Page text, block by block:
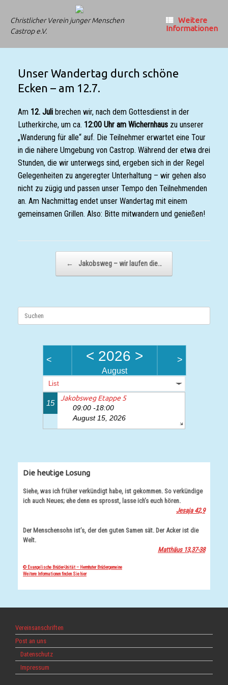
springenChristlicher Verein junger Menschen
Castrop e.V.
Weitere
Informationen
Unser Wandertag durch schöne
Ecken – am 12.7.
Am 12. Juli brechen wir, nach dem Gottesdienst in der
Lutherkirche, um ca. 12:00 Uhr am Wichernhaus zu unserer
„Wanderung für alle“ auf. Die Teilnehmer erwartet eine Tour
in die nähere Umgebung von Castrop. Während der etwa drei
Stunden, die wir unterwegs sind, ergeben sich in der Regel
Gelegenheiten zu angeregter Unterhaltung – wir gehen also
nicht zu zügig und passen unser Tempo den Teilnehmenden
an. Am Nachmittag endet unser Wandertag mit einem
gemeinsamen Grillen. Also: Bitte mitwandern und genießen!
← Jakobsweg – wir laufen die…
Suchen
< < 2026 >
August
>
List
15
Jakobsweg Etappe 5
09:00 -18:00
August 15, 2026
Die heutige Losung
Siehe, was ich früher verkündigt habe, ist gekommen. So verkündige
ich auch Neues; ehe denn es sprosst, lasse ich’s euch hören.
Jesaja 42,9
Der Menschensohn ist’s, der den guten Samen sät. Der Acker ist die
Welt.
Matthäus 13,37-38
© Evangelische Brüder-Unität – Herrnhuter Brüdergemeine
Weitere Informationen finden Sie hier
Vereinsanschriften
Post an uns
Datenschutz
Impressum